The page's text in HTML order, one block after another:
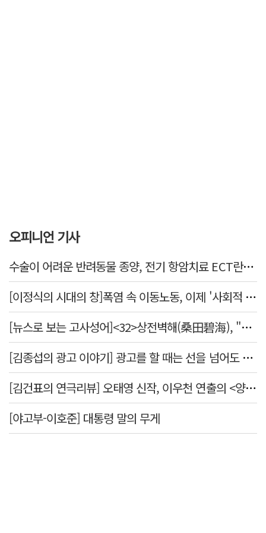
오피니언 기사
수술이 어려운 반려동물 종양, 전기 항암치료 ECT란? [반려동물 건강톡톡]
[이정식의 시대의 창]폭염 속 이동노동, 이제 '사회적 위험 관리'로 전환할 때
[뉴스로 보는 고사성어]<32>상전벽해(桑田碧海), "뽕나무밭이 푸른 바다가 되었다."
[김종섭의 광고 이야기] 광고를 할 때는 선을 넘어도 좋습니다.
[김건표의 연극리뷰] 오태영 신작, 이우천 연출의 <양은 양순하다>"국민을 온순한 양으로 길들이는 전체주의적 정치의 알레고리"
[야고부-이호준] 대통령 말의 무게